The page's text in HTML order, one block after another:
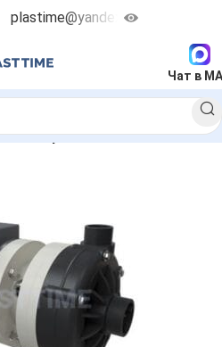
plastime@yandex.ru
Чат в
MB - горизонтальные насосы